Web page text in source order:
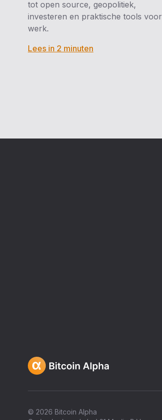
tot open source, geopolitiek,
investeren en praktische tools voor
werk.
Lees in 2 minuten
© 2026 Bitcoin Alpha